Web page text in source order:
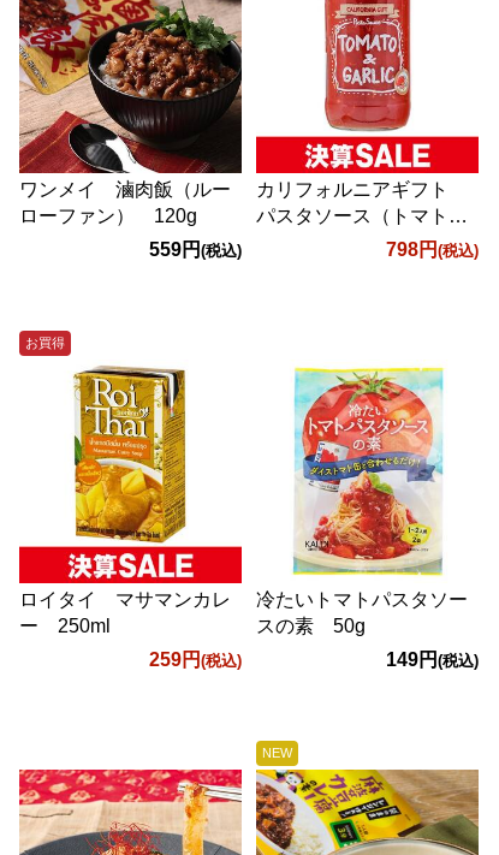
ワンメイ 滷肉飯（ルー
ローファン） 120g
559円(税込)
カリフォルニアギフト
パスタソース（トマト＆
ガーリック） 708g
798円 (税込)
お買得
ロイタイ マサマンカレ
ー 250ml
259円(税込)
冷たいトマトパスタソー
スの素 50g
149円 (税込)
NEW